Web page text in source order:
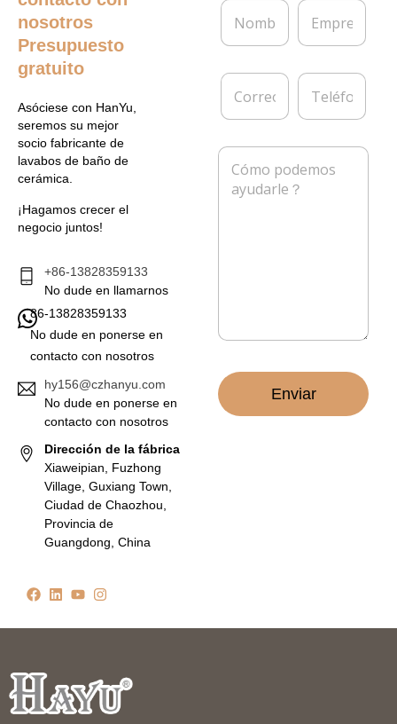
nosotros
Presupuesto
gratuito
Asóciese con HanYu,
seremos su mejor
socio fabricante de
lavabos de baño de
cerámica.
¡Hagamos crecer el
negocio juntos!
+86-13828359133
No dude en llamarnos
86-13828359133
No dude en ponerse en
contacto con nosotros
hy156@czhanyu.com
No dude en ponerse en
contacto con nosotros
Dirección de la fábrica
Xiaweipian, Fuzhong
Village, Guxiang Town,
Ciudad de Chaozhou,
Provincia de
Guangdong, China
N
m
r
E
p
e
C
r
e
c
T
l
f
o
n
M
Enviar